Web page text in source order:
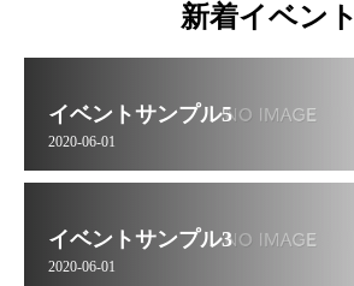
新着イベント
イベントサンプル5
2020-06-01
イベントサンプル3
2020-06-01